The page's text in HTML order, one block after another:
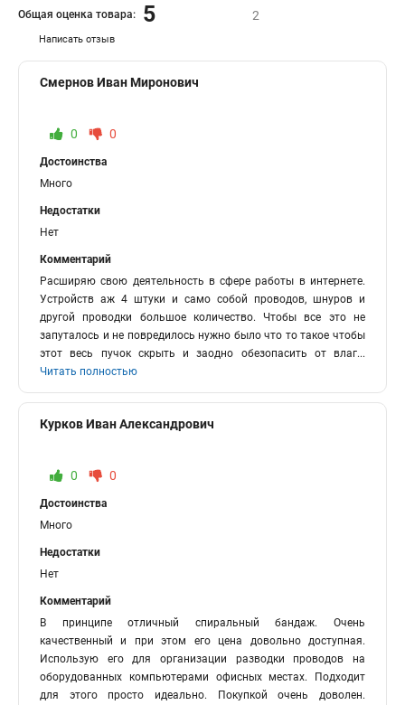
Написать отзыв
Общая оценка товара: 5 2
Смернов Иван Миронович
0 0
Достоинства
Много
Недостатки
Нет
Комментарий
Расширяю свою деятельность в сфере работы в интернете.
Устройств аж 4 штуки и само собой проводов, шнуров и
другой проводки большое количество. Чтобы все это не
запуталось и не повредилось нужно было что то такое чтобы
этот весь пучок скрыть и заодно обезопасить от влаг...
Читать полностью
Курков Иван Александрович
0 0
Достоинства
Много
Недостатки
Нет
Комментарий
В принципе отличный спиральный бандаж. Очень
качественный и при этом его цена довольно доступная.
Использую его для организации разводки проводов на
оборудованных компьютерами офисных местах. Подходит
для этого просто идеально. Покупкой очень доволен.